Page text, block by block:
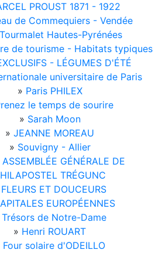
PROUST 1871 - 1922
de Commequiers - Vendée
Hautes-Pyrénées
de tourisme - Habitats typiques
- LÉGUMES D'ÉTÉ
universitaire de Paris
» Paris PHILEX
le temps de sourire
» Sarah Moon
» JEANNE MOREAU
» Souvigny - Allier
GÉNÉRALE DE
TRÉGUNC
FLEURS ET DOUCEURS
EUROPÉENNES
Trésors de Notre-Dame
» Henri ROUART
Four solaire d'ODEILLO